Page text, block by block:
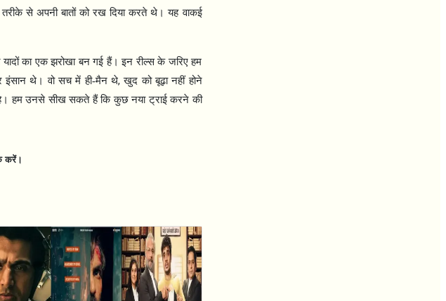
से अपनी बातों को रख दिया करते थे। यह वाकई
का एक झरोखा बन गई हैं। इन रील्स के जरिए हम
इंसान थे। वो सच में ही-मैन थे,खुद को बूढ़ा नहीं होने
हम उनसे सीख सकते हैं कि कुछ नया ट्राई करने की
करें।